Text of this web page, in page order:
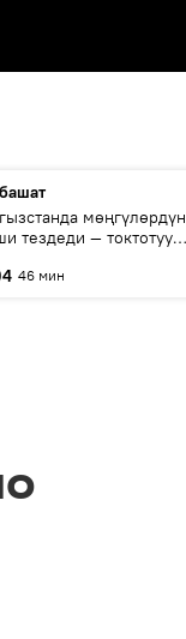
мөңгүлөрдүн
тездеди — токтотуу
46 мин